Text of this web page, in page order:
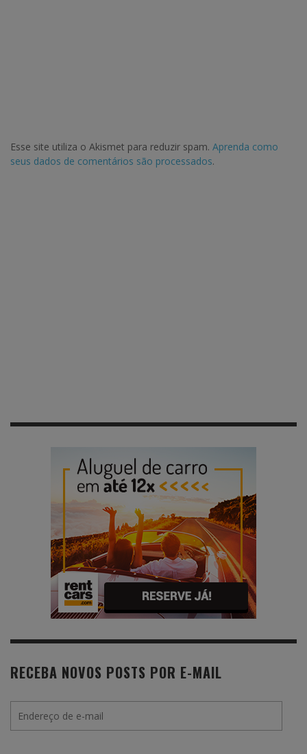
Esse site utiliza o Akismet para reduzir spam. Aprenda como
seus dados de comentários são processados.
RECEBA NOVOS POSTS POR E-MAIL
de